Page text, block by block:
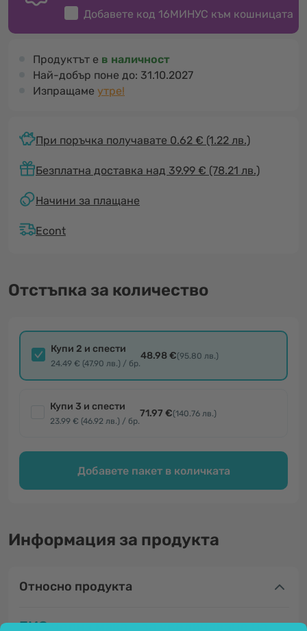
Добавете код 16МИНУС към кошницата
Продуктът е в наличност
Най-добър поне до: 31.10.2027
Изпращаме утре!
При поръчка получавате 0.62 € (1.22 лв.)
Безплатна доставка над 39.99 € (78.21 лв.)
Начини за плащане
Econt
Отстъпка за количество
Купи 2 и спести
24.49 € (47.90 лв.) / бр.
48.98 €(95.80 лв.)
Купи 3 и спести
23.99 € (46.92 лв.) / бр.
71.97 €(140.76 лв.)
Добавете пакет в количката
Информация за продукта
Относно продукта
БИО черна мака - за увеличаване на